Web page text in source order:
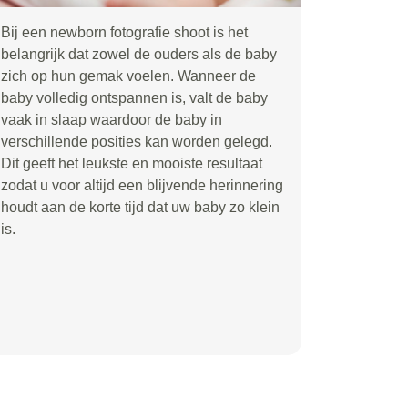
Bij een newborn fotografie shoot is het
belangrijk dat zowel de ouders als de baby
zich op hun gemak voelen. Wanneer de
baby volledig ontspannen is, valt de baby
vaak in slaap waardoor de baby in
verschillende posities kan worden gelegd.
Dit geeft het leukste en mooiste resultaat
zodat u voor altijd een blijvende herinnering
houdt aan de korte tijd dat uw baby zo klein
is.